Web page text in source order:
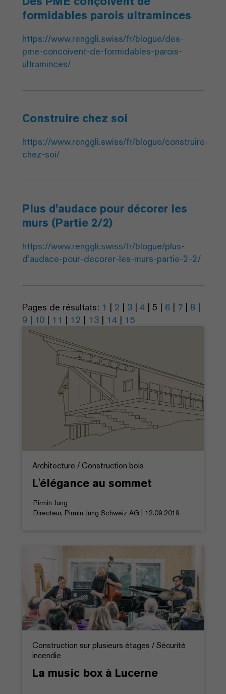
formidables parois ultraminces
https://www.renggli.swiss/fr/blogue/des-
pme-concoivent-de-formidables-parois-
ultraminces/
Construire chez soi
https://www.renggli.swiss/fr/blogue/construire-
chez-soi/
Plus d’audace pour décorer les
murs (Partie 2/2)
https://www.renggli.swiss/fr/blogue/plus-
d’audace-pour-decorer-les-murs-partie-2-2/
Pages de résultats: 1 | 2 | 3 | 4 | 5 | 6 | 7 | 8 |
9 | 10 | 11 | 12 | 13 | 14 | 15
Architecture / Construction bois
L'élégance au sommet
Pirmin Jung
Directeur, Pirmin Jung Schweiz AG | 12.09.2019
Construction sur plusieurs étages / Sécurité
incendie
La music box à Lucerne